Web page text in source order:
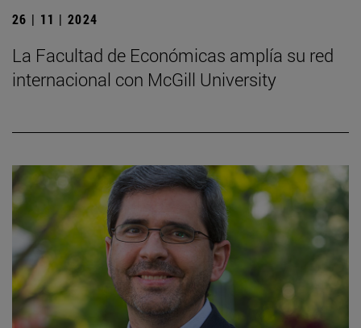
26 | 11 | 2024
La Facultad de Económicas amplía su red
internacional con McGill University